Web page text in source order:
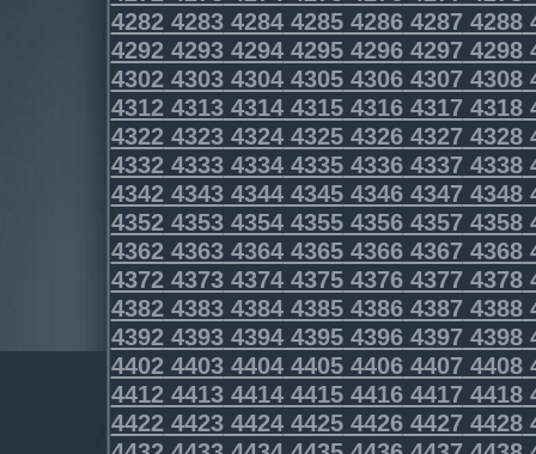
4282428342844285428642874288
4292429342944295429642974298
4302430343044305430643074308
4312431343144315431643174318
4322432343244325432643274328
4332433343344335433643374338
4342434343444345434643474348
4352435343544355435643574358
4362436343644365436643674368
4372437343744375437643774378
4382438343844385438643874388
4392439343944395439643974398
4402440344044405440644074408
4412441344144415441644174418
4422442344244425442644274428